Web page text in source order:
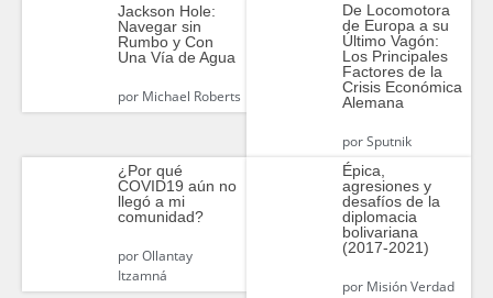
Jackson Hole:
Navegar sin
Rumbo y Con
Una Vía de Agua
porMichael Roberts
De Locomotora
de Europa a su
Último Vagón:
Los Principales
Factores de la
Crisis Económica
Alemana
porSputnik
¿Por qué
COVID19 aún no
llegó a mi
comunidad?
porOllantay
Itzamná
Épica,
agresiones y
desafíos de la
diplomacia
bolivariana
(2017-2021)
porMisión Verdad